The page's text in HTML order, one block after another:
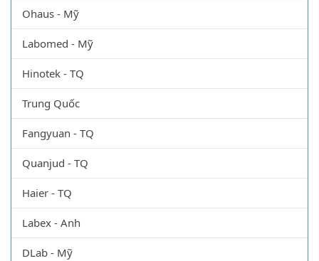
Ohaus - Mỹ
Labomed - Mỹ
Hinotek - TQ
Trung Quốc
Fangyuan - TQ
Quanjud - TQ
Haier - TQ
Labex - Anh
DLab - Mỹ